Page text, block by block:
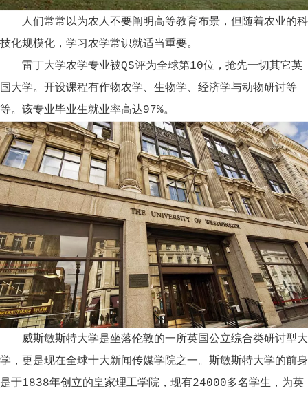
人们常常以为农人不要阐明高等教育布景，但随着农业的科
技化规模化，学习农学常识就适当重要。
雷丁大学农学专业被QS评为全球第10位，抢先一切其它英
国大学。开设课程有作物农学、生物学、经济学与动物研讨等
等。该专业毕业生就业率高达97%。
威斯敏斯特大学是坐落伦敦的一所英国公立综合类研讨型大
学，更是现在全球十大新闻传媒学院之一。斯敏斯特大学的前身
是于1838年创立的皇家理工学院，现有24000多名学生，为英